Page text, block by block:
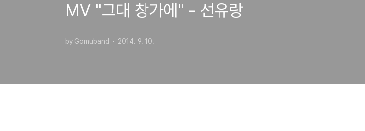
MV "그대 창가에" - 선유랑
by Gomuband 2014. 9. 10.